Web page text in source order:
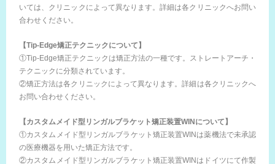
いては、クリニックによって異なります。詳細は各クリニックへお問い
合わせください。
【Tip-Edge矯正テクニックについて】
①Tip-Edge矯正テクニックは矯正方法の一種です。ストレートアーチ・
テクニックに分類されています。
②矯正方法は各クリニックによって異なります。詳細は各クリニックへ
お問い合わせください。
【カスタムメイド型リンガルブラケット矯正装置WINについて】
①カスタムメイド型リンガルブラケット矯正装置WINは薬機法で未承認
の医療機器を用いた矯正方法です。
②カスタムメイド型リンガルブラケット矯正装置WINはドイツにて作製